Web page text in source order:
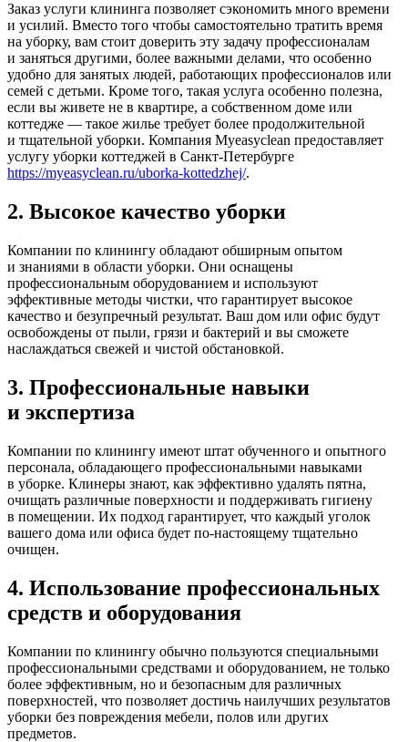
Заказ услуги клининга позволяет сэкономить много времени
и усилий. Вместо того чтобы самостоятельно тратить время
на уборку, вам стоит доверить эту задачу профессионалам
и заняться другими, более важными делами, что особенно
удобно для занятых людей, работающих профессионалов или
семей с детьми. Кроме того, такая услуга особенно полезна,
если вы живете не в квартире, а собственном доме или
коттедже — такое жилье требует более продолжительной
и тщательной уборки. Компания Myeasyclean предоставляет
услугу уборки коттеджей в Санкт-Петербурге
https://myeasyclean.ru/uborka-kottedzhej/.
2. Высокое качество уборки
Компании по клинингу обладают обширным опытом
и знаниями в области уборки. Они оснащены
профессиональным оборудованием и используют
эффективные методы чистки, что гарантирует высокое
качество и безупречный результат. Ваш дом или офис будут
освобождены от пыли, грязи и бактерий и вы сможете
наслаждаться свежей и чистой обстановкой.
3. Профессиональные навыки
и экспертиза
Компании по клинингу имеют штат обученного и опытного
персонала, обладающего профессиональными навыками
в уборке. Клинеры знают, как эффективно удалять пятна,
очищать различные поверхности и поддерживать гигиену
в помещении. Их подход гарантирует, что каждый уголок
вашего дома или офиса будет по-настоящему тщательно
очищен.
4. Использование профессиональных
средств и оборудования
Компании по клинингу обычно пользуются специальными
профессиональными средствами и оборудованием, не только
более эффективным, но и безопасным для различных
поверхностей, что позволяет достичь наилучших результатов
уборки без повреждения мебели, полов или других
предметов.